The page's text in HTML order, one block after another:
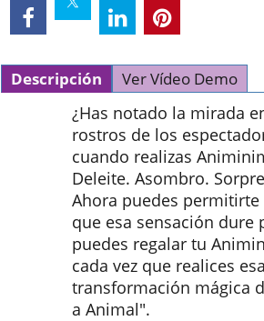
Descripción Ver Vídeo Demo
¿Has notado la mirada
rostros de los
cuando realizas
Deleite. Asombro.
Ahora puedes permitirte
que esa sensación dure
puedes regalar tu
cada vez que realices esa
transformación mágica
a Animal".